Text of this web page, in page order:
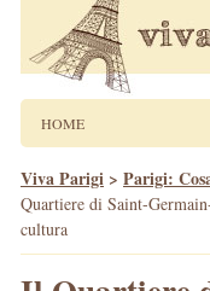
HOME
Viva Parigi > Parigi:
Quartiere di Saint-
cultura